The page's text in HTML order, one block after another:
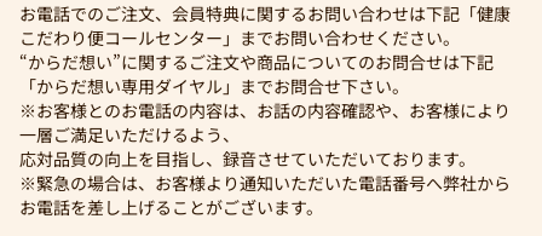
お電話でのご注文、会員特典に関するお問い合わせは下記「健康
こだわり便コールセンター」までお問い合わせください。
“からだ想い”に関するご注文や商品についてのお問合せは下記
「からだ想い専用ダイヤル」までお問合せ下さい。
※お客様とのお電話の内容は、お話の内容確認や、お客様により
一層ご満足いただけるよう、
応対品質の向上を目指し、録音させていただいております。
※緊急の場合は、お客様より通知いただいた電話番号へ弊社から
お電話を差し上げることがございます。